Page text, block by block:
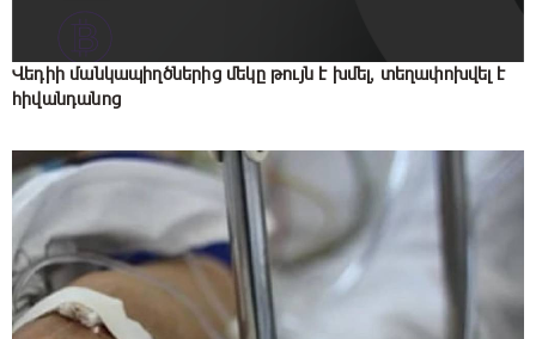
Վեդիի մանկապիղծներից մեկը թույն է խմել, տեղափոխվել է
հիվանդանոց